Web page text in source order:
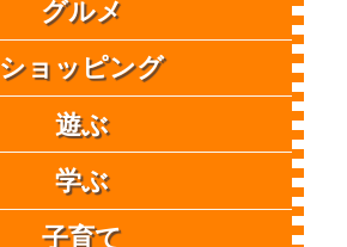
グルメ
ショッピング
遊ぶ
学ぶ
子育て